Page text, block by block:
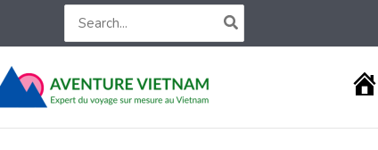
Search
for: